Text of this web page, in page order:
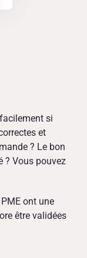
si
et
? Le bon
? Vous pouvez
ont une
être validées